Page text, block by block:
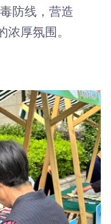
防线，营造
浓厚氛围。